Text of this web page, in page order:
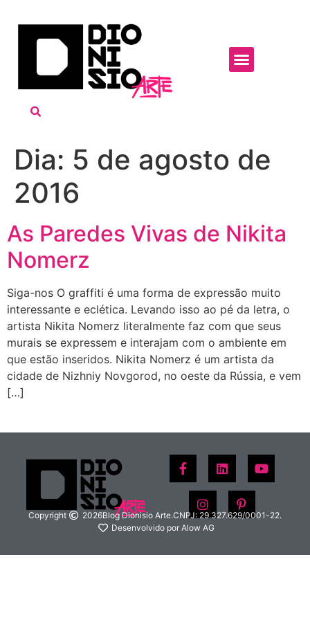
Dia: 5 de agosto de
2016
As Paredes Vivas de Nikita
Nomerz
Siga-nos O graffiti é uma forma de expressão muito
interessante e eclética. Levando isso ao pé da letra, o
artista Nikita Nomerz literalmente faz com que seus
murais se expressem e interajam com o ambiente em
que estão inseridos. Nikita Nomerz é um artista da
cidade de Nizhniy Novgorod, no oeste da Rússia, e vem
[…]
Copyright 2026Blog Dionisio Arte.CNPJ: 29.327.629/0001-22.
Desenvolvido por Alow AG